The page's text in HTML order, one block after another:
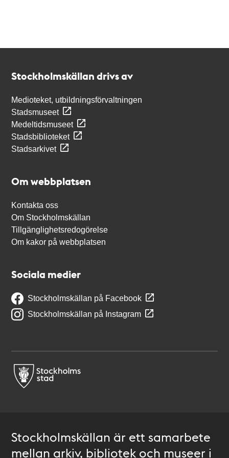
Stockholmskällan drivs av
Medioteket, utbildningsförvaltningen
Stadsmuseet
Medeltidsmuseet
Stadsbiblioteket
Stadsarkivet
Om webbplatsen
Kontakta oss
Om Stockholmskällan
Tillgänglighetsredogörelse
Om kakor på webbplatsen
Sociala medier
Stockholmskällan på Facebook
Stockholmskällan på Instagram
Stockholmskällan är ett samarbete
mellan arkiv, bibliotek och museer i